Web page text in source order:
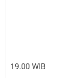
19.00 WIB